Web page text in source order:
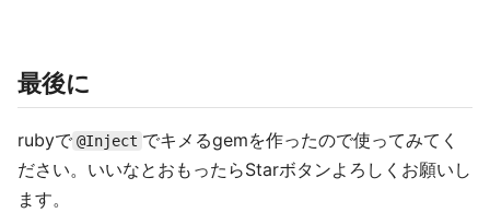
最後に
rubyで @Inject でキメるgemを作ったので使ってみてく
ださい。いいなとおもったらStarボタンよろしくお願いし
ます。